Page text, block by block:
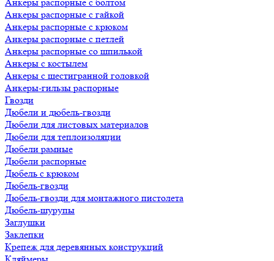
Анкеры распорные с гайкой
Анкеры распорные с крюком
Анкеры распорные с петлей
Анкеры распорные со шпилькой
Анкеры с костылем
Анкеры с шестигранной головкой
Анкеры-гильзы распорные
Гвозди
Дюбели и дюбель-гвозди
Дюбели для листовых материалов
Дюбели для теплоизоляции
Дюбели рамные
Дюбели распорные
Дюбель с крюком
Дюбель-гвозди
Дюбель-гвозди для монтажного пистолета
Дюбель-шурупы
Заглушки
Заклепки
Крепеж для деревянных конструкций